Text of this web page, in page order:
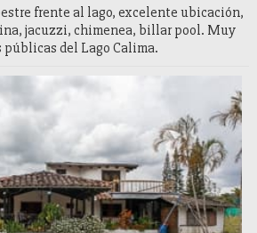
frente al lago, excelente ubicación,
jacuzzi, chimenea, billar pool. Muy
públicas del Lago Calima.